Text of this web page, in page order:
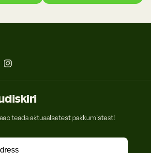
teada aktuaalsetest pakkumistest!